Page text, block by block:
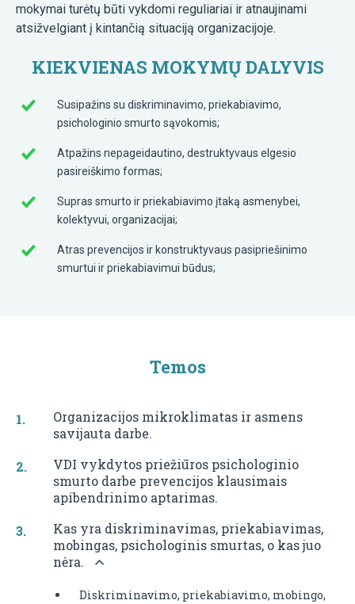
mokymai turėtų būti vykdomi reguliariai ir atnaujinami
atsižvelgiant į kintančią situaciją organizacijoje.
KIEKVIENAS MOKYMŲ DALYVIS
Susipažins su diskriminavimo, priekabiavimo,
psichologinio smurto sąvokomis;
Atpažins nepageidautino, destruktyvaus elgesio
pasireiškimo formas;
Supras smurto ir priekabiavimo įtaką asmenybei,
kolektyvui, organizacijai;
Atras prevencijos ir konstruktyvaus pasipriešinimo
smurtui ir priekabiavimui būdus;
Temos
Organizacijos mikroklimatas ir asmens
savijauta darbe.
VDI vykdytos priežiūros psichologinio
smurto darbe prevencijos klausimais
apibendrinimo aptarimas.
Kas yra diskriminavimas, priekabiavimas,
mobingas, psichologinis smurtas, o kas juo
nėra.
Diskriminavimo, priekabiavimo, mobingo,